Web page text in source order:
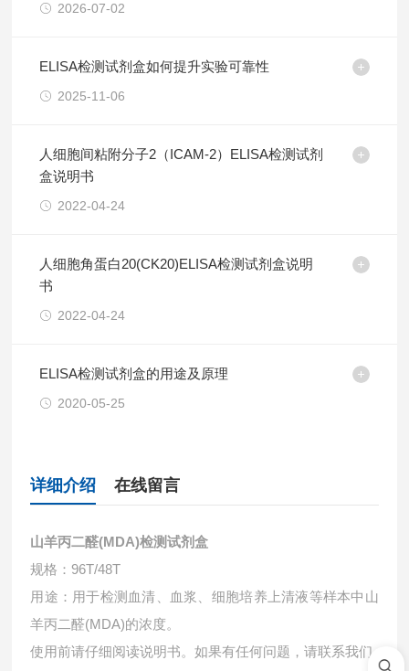
2026-07-02
ELISA检测试剂盒如何提升实验可靠性
2025-11-06
人细胞间粘附分子2（ICAM-2）ELISA检测试剂
盒说明书
2022-04-24
人细胞角蛋白20(CK20)ELISA检测试剂盒说明
书
2022-04-24
ELISA检测试剂盒的用途及原理
2020-05-25
详细介绍 在线留言
山羊丙二醛(MDA)检测试剂盒
规格：96T/48T
用途：用于检测血清、血浆、细胞培养上清液等样本中 山
羊丙二醛(MDA)的浓度。
使用前请仔细阅读说明书。如果有任何问题，请联系我们